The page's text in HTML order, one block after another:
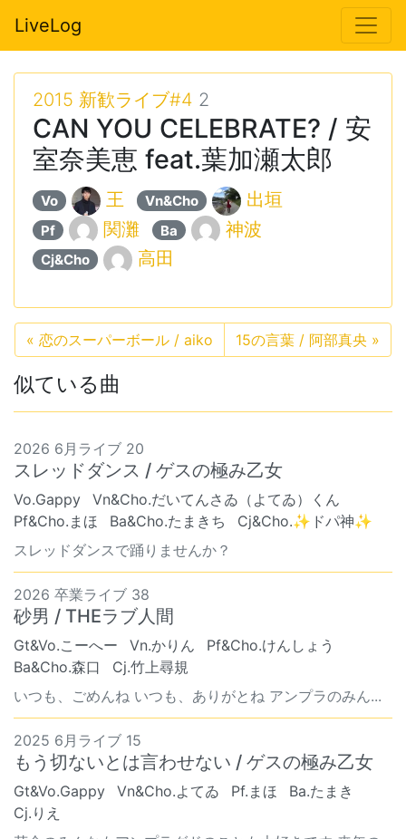
LiveLog
2015 新歓ライブ#4 2
CAN YOU CELEBRATE? / 安
室奈美恵 feat.葉加瀬太郎
Vo 王 Vn&Cho 出垣
Pf 関灘 Ba 神波
Cj&Cho 高田
« 恋のスーパーボール / aiko 15の言葉 / 阿部真央 »
似ている曲
2026 6月ライブ 20
スレッドダンス / ゲスの極み乙女
Vo.Gappy
Vn&Cho.だいてんさゐ（よてゐ）くん
Pf&Cho.まほ
Ba&Cho.たまきち
Cj&Cho.✨ドパ神✨
スレッドダンスで踊りませんか？
2026 卒業ライブ 38
砂男 / THEラブ人間
Gt&Vo.こーへー Vn.かりん
Pf&Cho.けんしょう
Ba&Cho.森口
Cj.竹上尋規
いつも、ごめんね いつも、ありがとね アンプラのみん...
2025 6月ライブ 15
もう切ないとは言わせない / ゲスの極み乙女
Gt&Vo.Gappy Vn&Cho.よてゐ Pf.まほ
Ba.たまき
Cj.りえ